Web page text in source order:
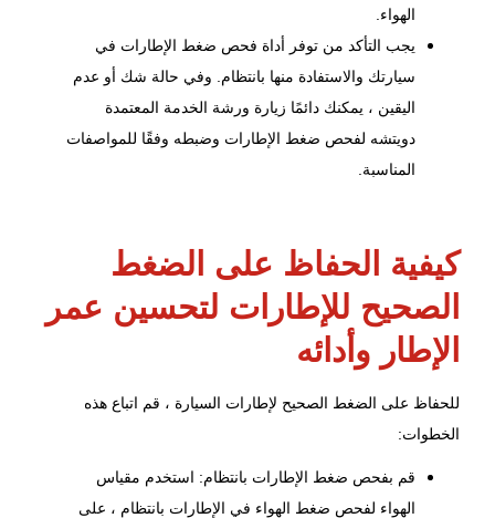
الهواء.
يجب التأكد من توفر أداة فحص ضغط الإطارات في
سيارتك والاستفادة منها بانتظام. وفي حالة شك أو عدم
اليقين ، يمكنك دائمًا زيارة ورشة الخدمة المعتمدة
دويتشه لفحص ضغط الإطارات وضبطه وفقًا للمواصفات
المناسبة.
كيفية الحفاظ على الضغط
الصحيح للإطارات لتحسين عمر
الإطار وأدائه
للحفاظ على الضغط الصحيح لإطارات السيارة ، قم اتباع هذه
الخطوات:
قم بفحص ضغط الإطارات بانتظام: استخدم مقياس
الهواء لفحص ضغط الهواء في الإطارات بانتظام ، على